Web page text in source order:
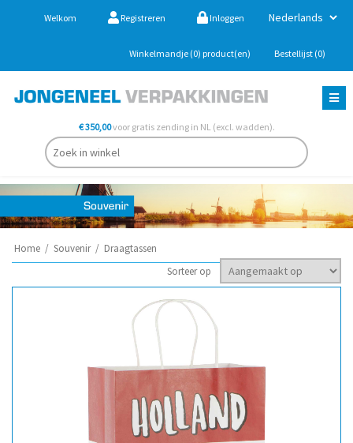
Welkom Registreren Inloggen
Winkelmandje (0) product(en) Bestellijst (0)
€ 350,00voor gratis zending in NL (excl. wadden).
Home / Souvenir / Draagtassen
Sorteer op